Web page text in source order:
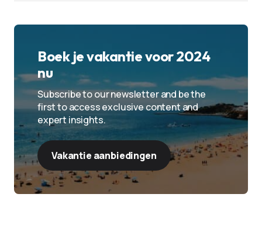
Boek je vakantie voor 2024
nu
Subscribe to our newsletter and be the
first to access exclusive content and
expert insights.
Vakantie aanbiedingen